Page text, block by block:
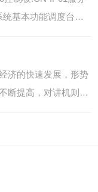
基本功能调度台录
技术，艾可慕数字通
济的快速发展，形势
断提高，对讲机则是
的报等多种保障手